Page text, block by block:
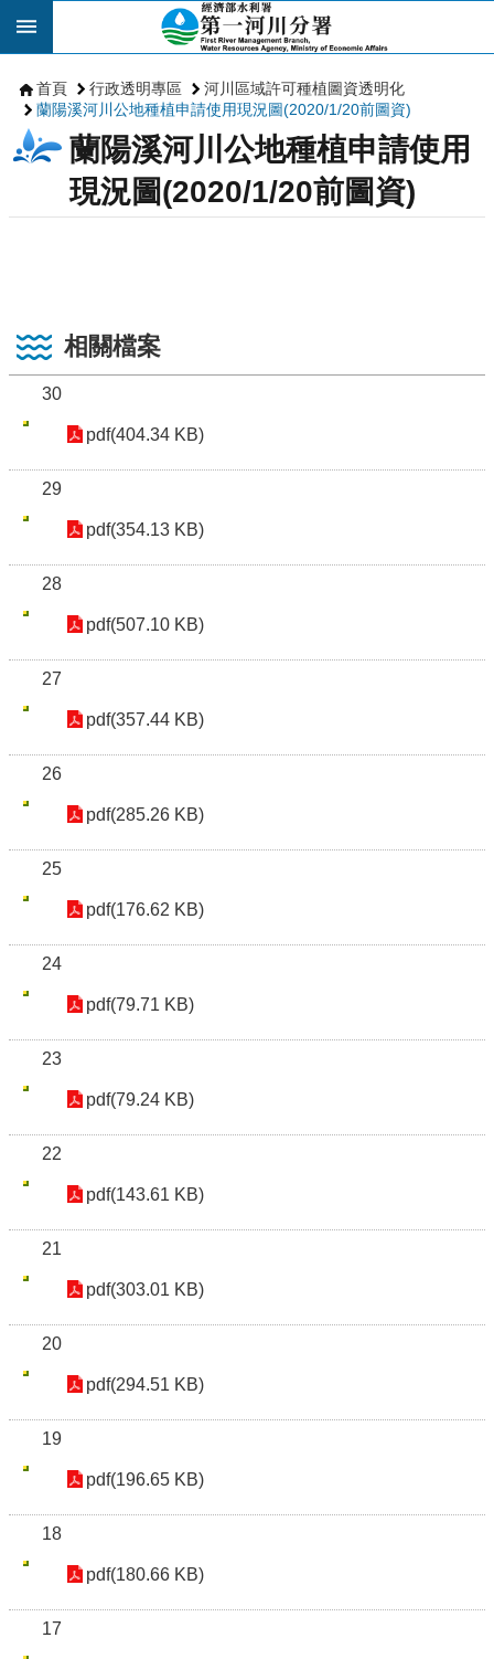
跳到主要內容區塊
首頁 行政透明專區
河川區域許可種植圖資透明化
蘭陽溪河川公地種植申請使用現況圖(2020/1/20前圖資)
蘭陽溪河川公地種植申請使用
現況圖(2020/1/20前圖資)
相關檔案
30
pdf(404.34 KB)
29
pdf(354.13 KB)
28
pdf(507.10 KB)
27
pdf(357.44 KB)
26
pdf(285.26 KB)
25
pdf(176.62 KB)
24
pdf(79.71 KB)
23
pdf(79.24 KB)
22
pdf(143.61 KB)
21
pdf(303.01 KB)
20
pdf(294.51 KB)
19
pdf(196.65 KB)
18
pdf(180.66 KB)
17